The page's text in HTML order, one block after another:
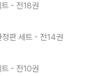
- 전18권
판 세트 - 전14권
- 전10권